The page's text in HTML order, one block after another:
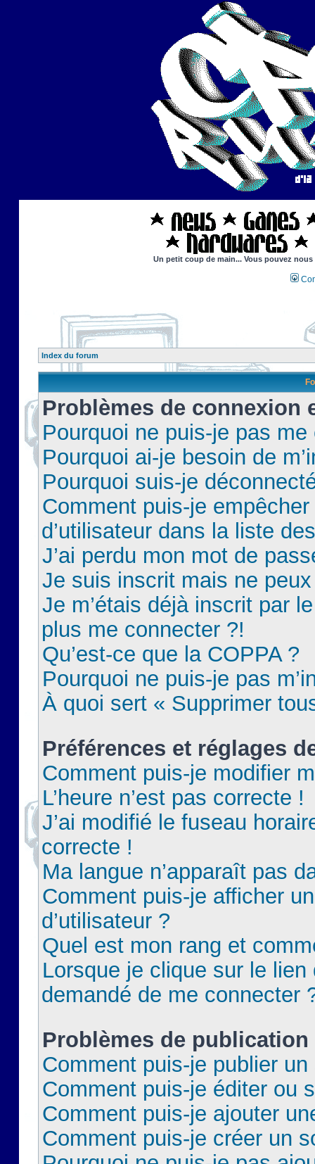
Un petit coup de main... Vous pouvez
Index du forum
Problèmes de connexion
Pourquoi ne puis-je pas
Pourquoi ai-je besoin de
Pourquoi suis-je
Comment puis-je
d’utilisateur dans la liste
J’ai perdu mon mot de
Je suis inscrit mais ne
Je m’étais déjà inscrit par
plus me connecter ?!
Qu’est-ce que la COPPA ?
Pourquoi ne puis-je pas
À quoi sert « Supprimer
Préférences et réglages
Comment puis-je modifier
L’heure n’est pas correcte !
J’ai modifié le fuseau
correcte !
Ma langue n’apparaît pas
Comment puis-je afficher
d’utilisateur ?
Quel est mon rang et
Lorsque je clique sur le lien
demandé de me connecter
Problèmes de publication
Comment puis-je publier
Comment puis-je éditer ou
Comment puis-je ajouter
Comment puis-je créer un